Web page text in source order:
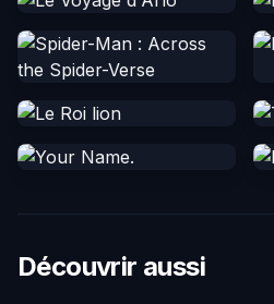
Découvrir aussi